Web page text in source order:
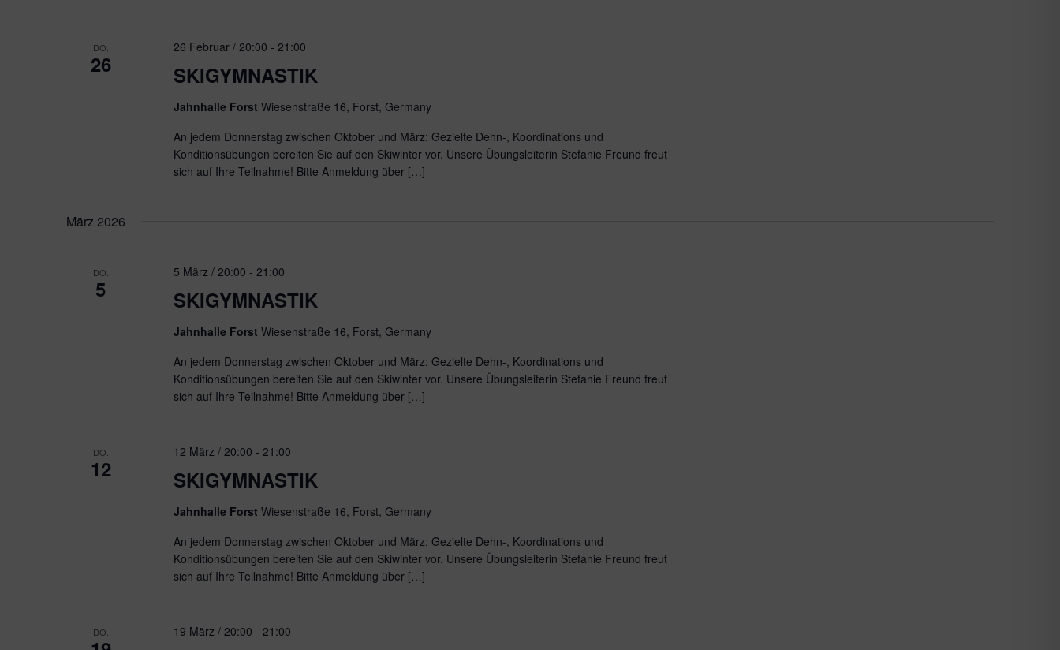
DO.
26 SKIGYMNASTIK
26 Februar / 20:00 - 21:00
Jahnhalle Forst Wiesenstraße 16, Forst, Germany
An jedem Donnerstag zwischen Oktober und März: Gezielte Dehn-, Koordinations und
Konditionsübungen bereiten Sie auf den Skiwinter vor. Unsere Übungsleiterin Stefanie Freund freut
sich auf Ihre Teilnahme! Bitte Anmeldung über […]
März 2026
DO.
5 SKIGYMNASTIK
5 März / 20:00 - 21:00
Jahnhalle Forst Wiesenstraße 16, Forst, Germany
An jedem Donnerstag zwischen Oktober und März: Gezielte Dehn-, Koordinations und
Konditionsübungen bereiten Sie auf den Skiwinter vor. Unsere Übungsleiterin Stefanie Freund freut
sich auf Ihre Teilnahme! Bitte Anmeldung über […]
DO.
12 SKIGYMNASTIK
12 März / 20:00 - 21:00
Jahnhalle Forst Wiesenstraße 16, Forst, Germany
An jedem Donnerstag zwischen Oktober und März: Gezielte Dehn-, Koordinations und
Konditionsübungen bereiten Sie auf den Skiwinter vor. Unsere Übungsleiterin Stefanie Freund freut
sich auf Ihre Teilnahme! Bitte Anmeldung über […]
DO. 19 März / 20:00 - 21:00